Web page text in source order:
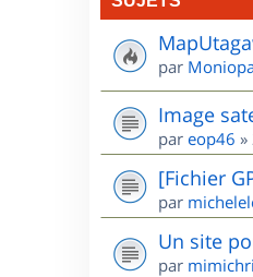
par
Image
par eop46 »
[Fichier
par
Un site
par